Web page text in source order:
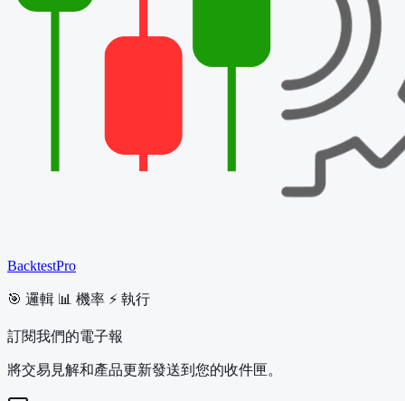
BacktestPro
🎯 邏輯 📊 機率 ⚡ 執行
訂閱我們的電子報
將交易見解和產品更新發送到您的收件匣。